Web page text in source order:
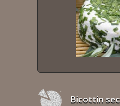
Bicottin sec